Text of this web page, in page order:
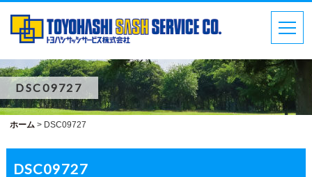
DSC09727
ホーム> DSC09727
DSC09727